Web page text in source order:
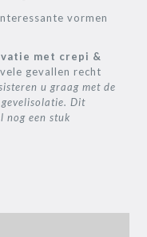
vormen
met crepi &
gevallen recht
u graag met de
Dit
nog een stuk